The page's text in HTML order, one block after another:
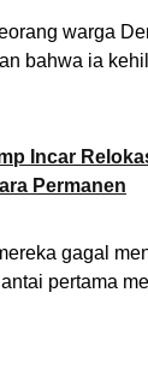
warga
bahwa ia
Incar
Permanen
gagal
pertama